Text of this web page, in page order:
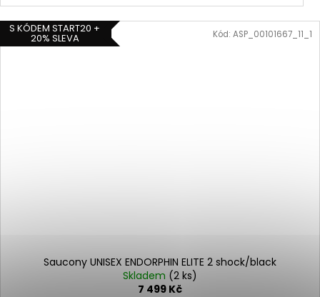
S KÓDEM START20 +
20% SLEVA
Saucony UNISEX ENDORPHIN ELITE 2 shock/black
Skladem (2 ks)
7 499 Kč
Kód: ASP_00101667_11_1